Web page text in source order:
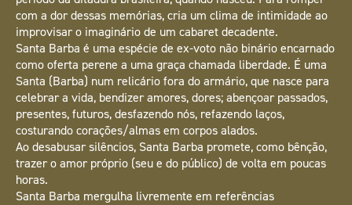
com a dor dessas memórias, cria um clima de intimidade ao
improvisar o imaginário de um cabaret decadente.
Santa Barba é uma espécie de ex-voto não binário encarnado
como oferta perene a uma graça chamada liberdade. É uma
Santa (Barba) num relicário fora do armário, que nasce para
celebrar a vida, bendizer amores, dores; abençoar passados,
presentes, futuros, desfazendo nós, refazendo laços,
costurando corações/almas em corpos alados.
Ao desabusar silêncios, Santa Barba promete, como bênção,
trazer o amor próprio (seu e do público) de volta em poucas
horas.
Santa Barba mergulha livremente em referências